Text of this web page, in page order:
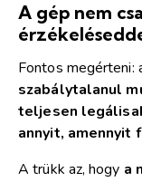
A gép nem
Fontos megérteni:
szabálytalanul
teljesen
annyit,
A trükk az, hogy a